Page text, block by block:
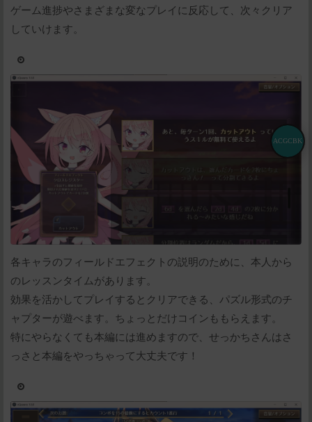
ゲーム進捗やさまざまな変なプレイに反応して、次々クリア
していけます。
各キャラのフィールドエフェクトの説明のために、本人から
のレッスンタイムがあります。
効果を活かしてプレイするとクリアできる、パズル形式のチ
ャプターが遊べます。ちょっとだけコインももらえます。
特にやらなくても本編には進めますので、せっかちさんはさ
っさと本編をやっちゃって大丈夫です！
ACGCBK